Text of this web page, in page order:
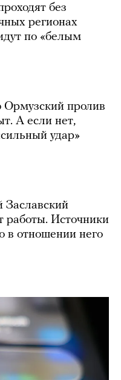
без
регионах
по «белым
Ормузский пролив
А если нет,
удар»
работы. Источники
в отношении него